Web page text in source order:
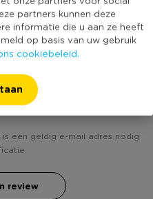
partners kunnen deze
informatie die u aan ze heeft
op basis van uw gebruik
cookiebeleid.
bekend
led - bol? Schrijf een
een geldig e-mail adres nodig
review